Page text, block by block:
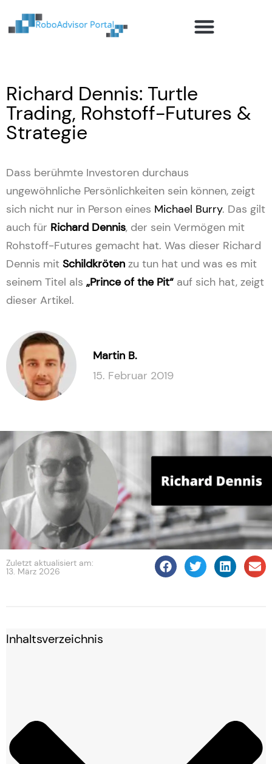
Richard Dennis: Turtle
Trading, Rohstoff-Futures &
Strategie
Dass berühmte Investoren durchaus
ungewöhnliche Persönlichkeiten sein können, zeigt
sich nicht nur in Person eines Michael Burry. Das gilt
auch für Richard Dennis, der sein Vermögen mit
Rohstoff-Futures gemacht hat. Was dieser Richard
Dennis mit Schildkröten zu tun hat und was es mit
seinem Titel als „Prince of the Pit“ auf sich hat, zeigt
dieser Artikel.
Martin B.
15. Februar 2019
Zuletzt aktualisiert am:
13. März 2026
Inhaltsverzeichnis